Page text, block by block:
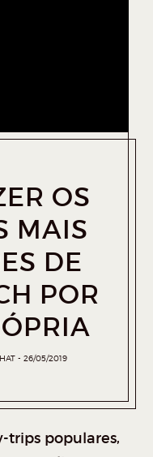
OS
MAIS
DE
POR
26/05/2019
trips populares,